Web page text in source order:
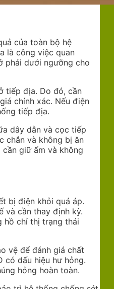
của toàn bộ hệ
là công việc quan
phải dưới ngưỡng cho
tiếp địa. Do đó, cần
chính xác. Nếu điện
tiếp địa.
dây dẫn và cọc tiếp
chắn và không bị ăn
giữ ẩm và không
bị điện khỏi quá áp.
và cần thay định kỳ.
hồ chỉ thị trạng thái
vệ để đánh giá chất
có dấu hiệu hư hỏng.
hỏng hoàn toàn.